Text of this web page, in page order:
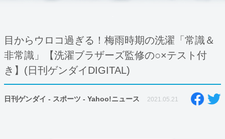
目からウロコ過ぎる！梅雨時期の洗濯「常識＆
非常識」【洗濯ブラザーズ監修の○×テスト付
き】(日刊ゲンダイDIGITAL)
日刊ゲンダイ - スポーツ - Yahoo!ニュース 2021.05.21